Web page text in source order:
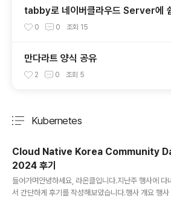
tabby로 네이버클라우드 Server에
접속하기
0 0 조회 15
만다라트 양식 공유
2 0 조회 5
Kubernetes
Cloud Native Korea Community
2024 후기
들어가며안녕하세요, 라온클입니다.지난주 행사에 다녀와
서 간단하게 후기를 작성해보았습니다.행사 개요 행사